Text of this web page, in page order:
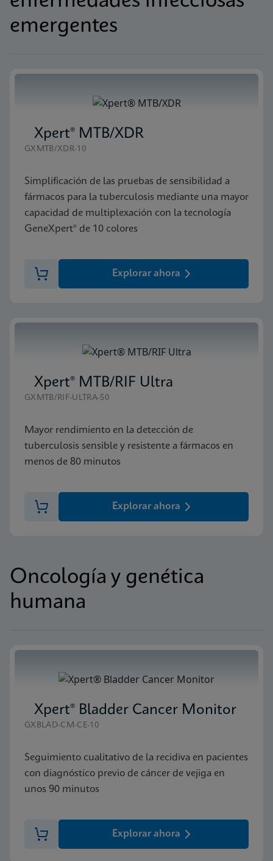
emergentes
Xpert® MTB/XDR
GXMTB/XDR-10
Simplificación de las pruebas de sensibilidad a
fármacos para la tuberculosis mediante una mayor
capacidad de multiplexación con la tecnología
GeneXpert® de 10 colores
Explorar ahora
Xpert® MTB/RIF Ultra
GXMTB/RIF-ULTRA-50
Mayor rendimiento en la detección de
tuberculosis sensible y resistente a fármacos en
menos de 80 minutos
Explorar ahora
Oncología y genética
humana
Xpert® Bladder Cancer Monitor
GXBLAD-CM-CE-10
Seguimiento cualitativo de la recidiva en pacientes
con diagnóstico previo de cáncer de vejiga en
unos 90 minutos
Explorar ahora